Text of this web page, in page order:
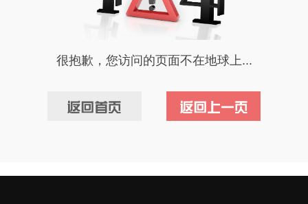
很抱歉，您访问的页面不在地球上...